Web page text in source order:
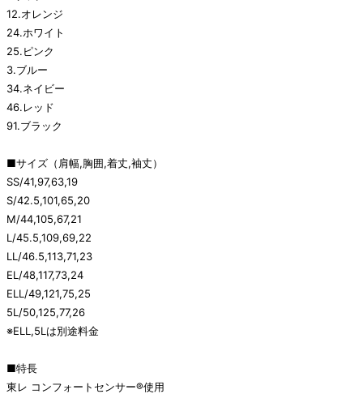
12.オレンジ
24.ホワイト
25.ピンク
3.ブルー
34.ネイビー
46.レッド
91.ブラック
■サイズ（肩幅,胸囲,着丈,袖丈）
SS/41,97,63,19
S/42.5,101,65,20
M/44,105,67,21
L/45.5,109,69,22
LL/46.5,113,71,23
EL/48,117,73,24
ELL/49,121,75,25
5L/50,125,77,26
※ELL,5Lは別途料金
■特長
東レ コンフォートセンサー®使用